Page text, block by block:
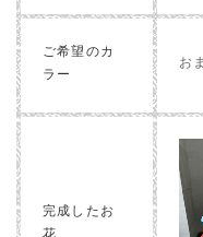
ご希望のカ
ラー
お
完成したお
花